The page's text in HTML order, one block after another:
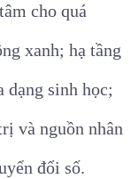
cho quá
xanh; hạ tầng
dạng sinh học;
và nguồn nhân
đổi số.